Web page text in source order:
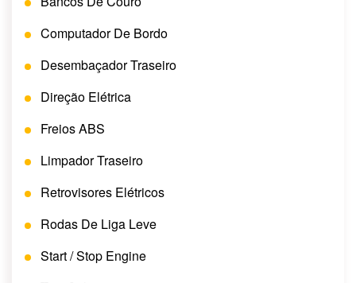
Computador De Bordo
Desembaçador Traseiro
Direção Elétrica
Freios ABS
Limpador Traseiro
Retrovisores Elétricos
Rodas De Liga Leve
Start / Stop Engine